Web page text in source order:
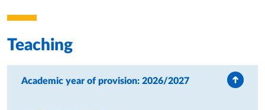
Teaching
Academic year of provision: 2026/2027